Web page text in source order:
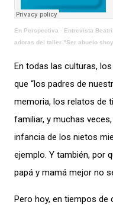
En Perspectiva · Entrevista
adoras del taller "Ser abuelo
En todas las culturas,
que “los padres de
memoria, los relatos de
familiar, y muchas
infancia de los nietos
ejemplo. Y también, por
papá y mamá mejor no
Pero hoy, en tiempos